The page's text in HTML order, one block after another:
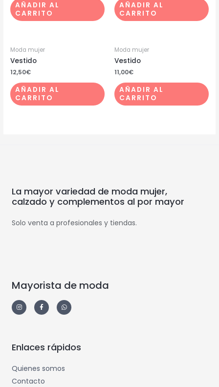
AÑADIR AL
CARRITO
AÑADIR AL
CARRITO
Moda mujer
Vestido
12,50€
AÑADIR AL
CARRITO
Moda mujer
Vestido
11,00€
AÑADIR AL
CARRITO
La mayor variedad de moda mujer,
calzado y complementos al por mayor
Solo venta a profesionales y tiendas.
Mayorista de moda
Enlaces rápidos
Quienes somos
Contacto